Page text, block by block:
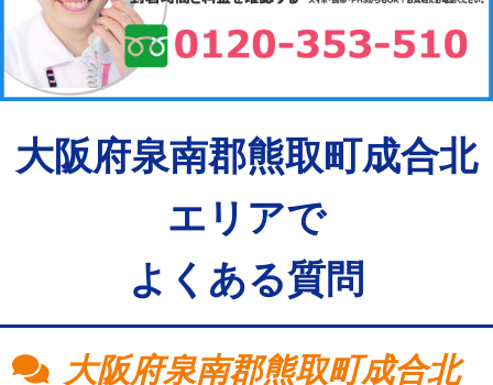
大阪府泉南郡熊取町成合北
エリアで
よくある質問
大阪府泉南郡熊取町成合北